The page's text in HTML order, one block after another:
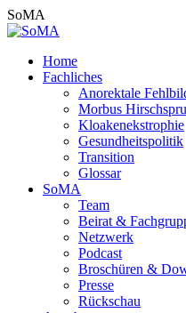
Zum
Inhalt
SoMA
Home
Fachliches
Anorektale
Morbus
Kloakenekstrophie
Gesundheitspolitik
Transition
Glossar
SoMA
Team
Beirat &
Netzwerk
Podcast
Broschüren &
Presse
Rückschau